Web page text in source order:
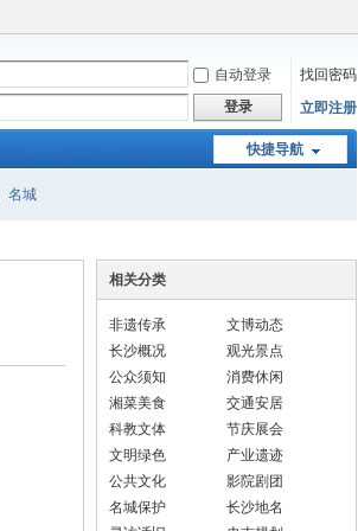
自动登录
找回密码
登录 立即注册
快捷导航
名城
相关分类
非遗传承
文博动态
长沙概况
观光景点
公众须知
消费休闲
湘菜美食
交通安居
科教文体
节庆展会
文明绿色
产业遗迹
公共文化
影院剧团
名城保护
长沙地名